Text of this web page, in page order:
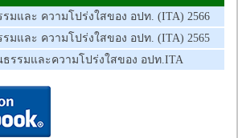
มและ ความโปร่งใสของ อปท. (ITA) 2566
มและ ความโปร่งใสของ อปท. (ITA) 2565
รรมและความโปร่งใสของ อปท.ITA